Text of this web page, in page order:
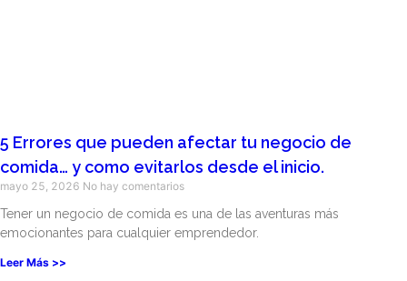
5 Errores que pueden afectar tu negocio de
comida… y como evitarlos desde el inicio.
mayo 25, 2026 No hay comentarios
Tener un negocio de comida es una de las aventuras más
emocionantes para cualquier emprendedor.
Leer Más >>